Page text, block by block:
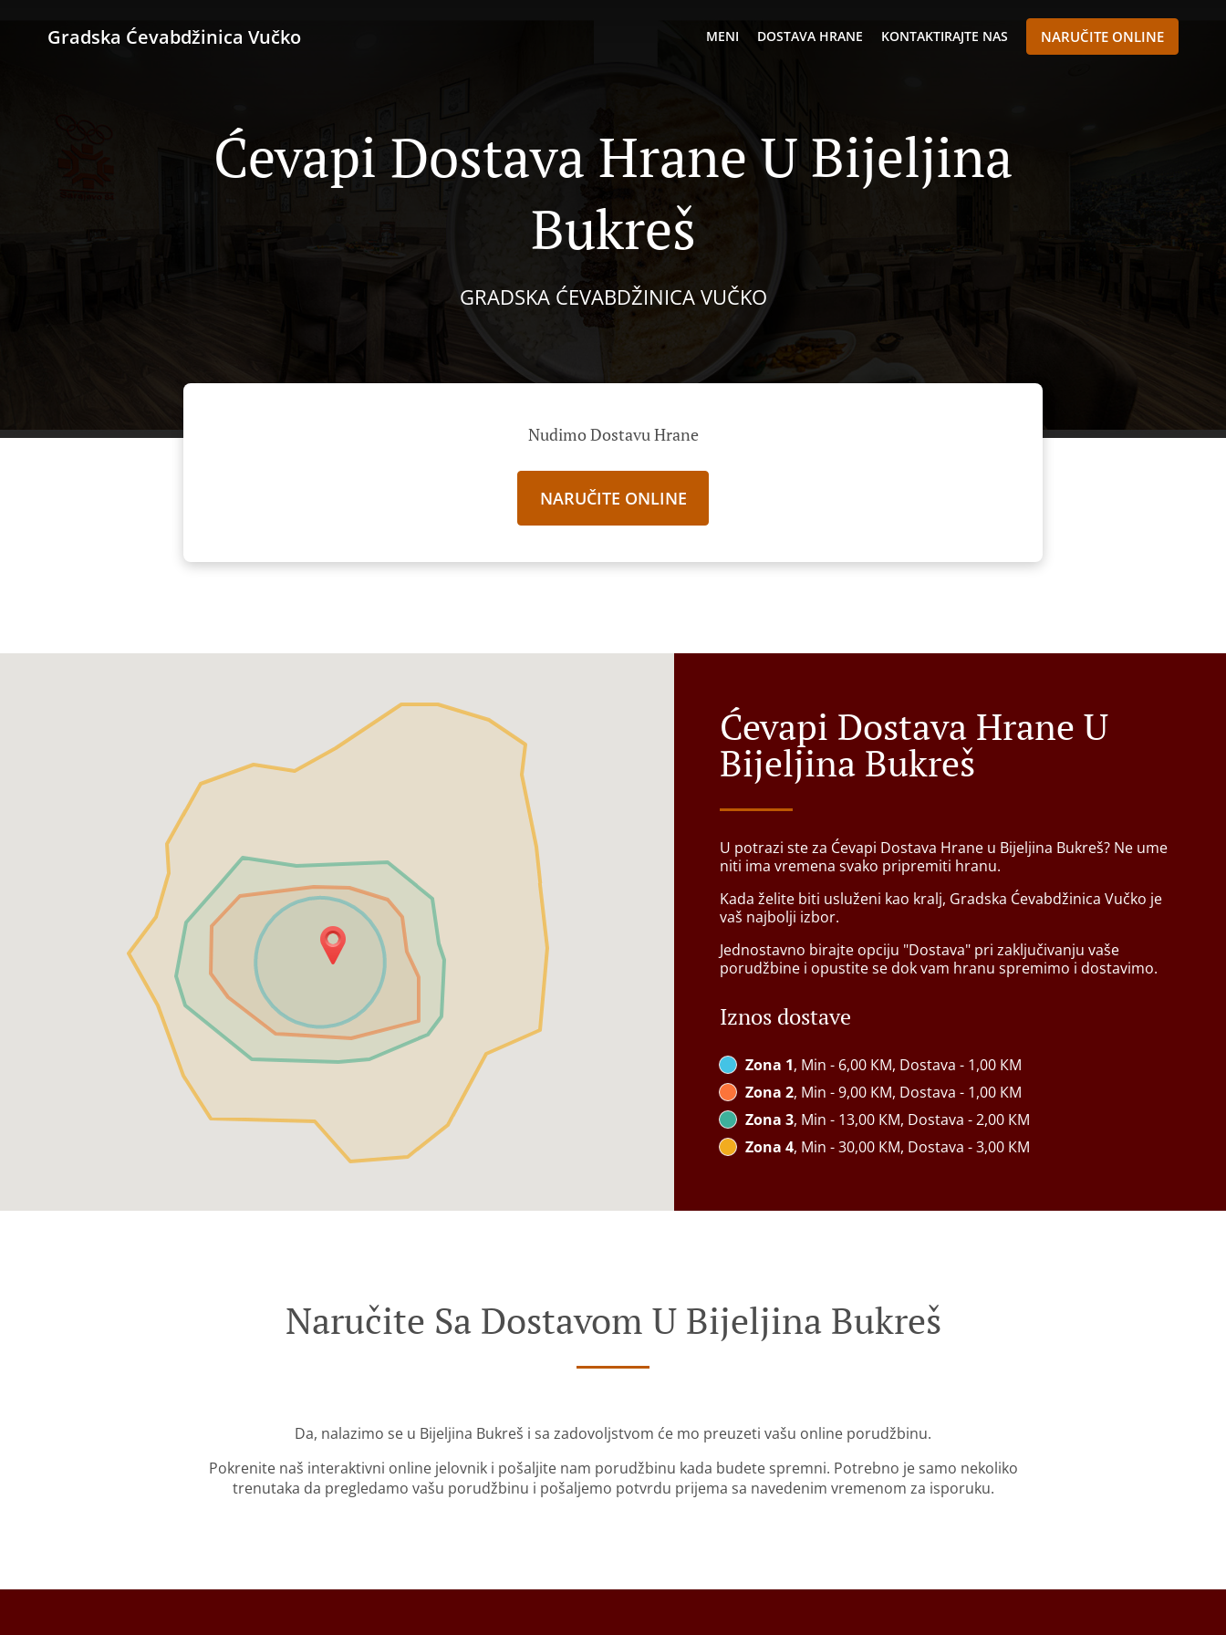
Gradska Ćevabdžinica Vučko MENI DOSTAVA HRANE KONTAKTIRAJTE NAS NARUČITE ONLINE
Ćevapi Dostava Hrane U Bijeljina
Bukreš
GRADSKA ĆEVABDŽINICA VUČKO
Nudimo Dostavu Hrane
NARUČITE ONLINE
Ćevapi Dostava Hrane U
Bijeljina Bukreš
U potrazi ste za Ćevapi Dostava Hrane u Bijeljina Bukreš? Ne ume
niti ima vremena svako pripremiti hranu.
Kada želite biti usluženi kao kralj, Gradska Ćevabdžinica Vučko je
vaš najbolji izbor.
Jednostavno birajte opciju "Dostava" pri zaključivanju vaše
porudžbine i opustite se dok vam hranu spremimo i dostavimo.
Iznos dostave
Zona 1, Min - 6,00 КМ, Dostava - 1,00 КМ
Zona 2, Min - 9,00 КМ, Dostava - 1,00 КМ
Zona 3, Min - 13,00 КМ, Dostava - 2,00 КМ
Zona 4, Min - 30,00 КМ, Dostava - 3,00 КМ
Naručite Sa Dostavom U Bijeljina Bukreš
Da, nalazimo se u Bijeljina Bukreš i sa zadovoljstvom će mo preuzeti vašu online porudžbinu.
Pokrenite naš interaktivni online jelovnik i pošaljite nam porudžbinu kada budete spremni. Potrebno je samo nekoliko
trenutaka da pregledamo vašu porudžbinu i pošaljemo potvrdu prijema sa navedenim vremenom za isporuku.